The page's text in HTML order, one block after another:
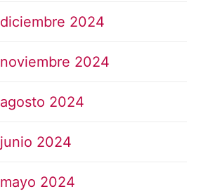
diciembre 2024
noviembre 2024
agosto 2024
junio 2024
mayo 2024